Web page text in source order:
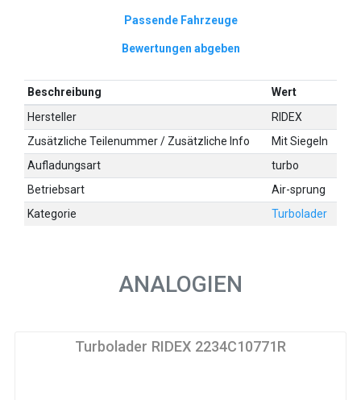
Passende Fahrzeuge
Bewertungen abgeben
Beschreibung
Wert
Hersteller
RIDEX
Zusätzliche Teilenummer / Zusätzliche Info
Mit Siegeln
Aufladungsart
turbo
Betriebsart
Air-sprung
Kategorie
Turbolader
ANALOGIEN
Turbolader RIDEX 2234C10771R